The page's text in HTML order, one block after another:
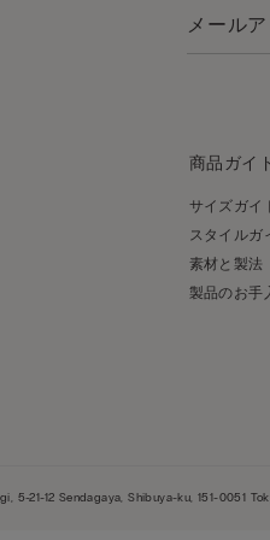
商品ガイ
サイズガイ
スタイルガ
素材と製法
製品のお手
5-21-12 Sendagaya, Shibuya-ku, 151-0051